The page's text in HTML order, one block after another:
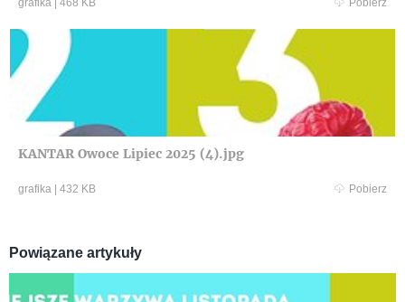
grafika 468 KB Pobierz
KANTAR Owoce Lipiec 2025 (4).jpg
grafika | 432 KB Pobierz
Powiązane artykuły